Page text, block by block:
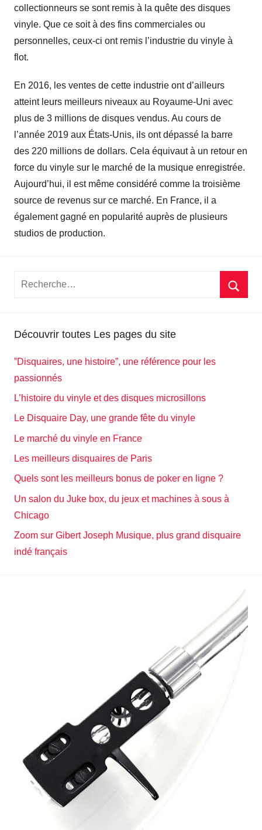
collectionneurs se sont remis à la quête des disques
vinyle. Que ce soit à des fins commerciales ou
personnelles, ceux-ci ont remis l’industrie du vinyle à
flot.
En 2016, les ventes de cette industrie ont d’ailleurs
atteint leurs meilleurs niveaux au Royaume-Uni avec
plus de 3 millions de disques vendus. Au cours de
l’année 2019 aux États-Unis, ils ont dépassé la barre
des 220 millions de dollars. Cela équivaut à un retour en
force du vinyle sur le marché de la musique enregistrée.
Aujourd’hui, il est même considéré comme la troisième
source de revenus sur ce marché. En France, il a
également gagné en popularité auprès de plusieurs
studios de production.
Découvrir toutes Les pages du site
‟Disquaires, une histoire”, une référence pour les
passionnés
L’histoire du vinyle et des disques microsillons
Le Disquaire Day, une grande fête du vinyle
Le marché du vinyle en France
Les meilleurs disquaires de Paris
Quels sont les meilleurs bonus de poker en ligne ?
Un salon du Juke box, du jeux et machines à sous à
Chicago
Zoom sur Gibert Joseph Musique, plus grand disquaire
indé français